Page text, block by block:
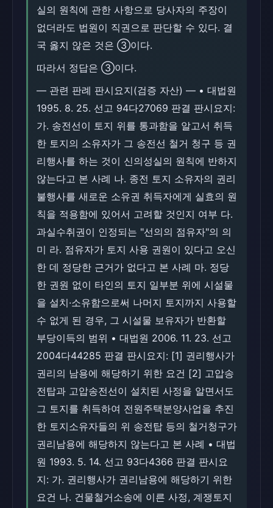
실의 원칙에 관한 사항으로 당사자의 주장이
없더라도 법원이 직권으로 판단할 수 있다. 결
국 옳지 않은 것은 ③이다.
따라서 정답은 ③이다.
― 관련 판례 판시요지(검증 자산) ― • 대법원
1995. 8. 25. 선고 94다27069 판결 판시요지:
가. 송전선이 토지 위를 통과함을 알고서 취득
한 토지의 소유자가 그 송전선 철거 청구 등 권
리행사를 하는 것이 신의성실의 원칙에 반하지
않는다고 본 사례 나. 종전 토지 소유자의 권리
불행사를 새로운 소유권 취득자에게 실효의 원
칙을 적용함에 있어서 고려할 것인지 여부 다.
과실수취권이 인정되는 "선의의 점유자"의 의
미 라. 점유자가 토지 사용 권원이 있다고 오신
한 데 정당한 근거가 없다고 본 사례 마. 정당
한 권원 없이 타인의 토지 일부분 위에 시설물
을 설치·소유함으로써 나머지 토지까지 사용할
수 없게 된 경우, 그 시설물 보유자가 반환할
부당이득의 범위 • 대법원 2006. 11. 23. 선고
2004다44285 판결 판시요지: [1] 권리행사가
권리의 남용에 해당하기 위한 요건 [2] 고압송
전탑과 고압송전선이 설치된 사정을 알면서도
그 토지를 취득하여 전원주택분양사업을 추진
한 토지소유자들의 위 송전탑 등의 철거청구가
권리남용에 해당하지 않는다고 본 사례 • 대법
원 1993. 5. 14. 선고 93다4366 판결 판시요
지: 가. 권리행사가 권리남용에 해당하기 위한
요건 나. 건물철거소송에 이른 사정, 계쟁토지